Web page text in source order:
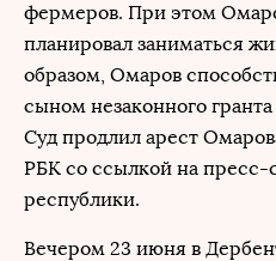
фермеров. При этом
планировал заниматься
образом, Омаров
сыном незаконного
Суд продлил арест
РБК со ссылкой на пресс-
республики.
Вечером 23 июня в